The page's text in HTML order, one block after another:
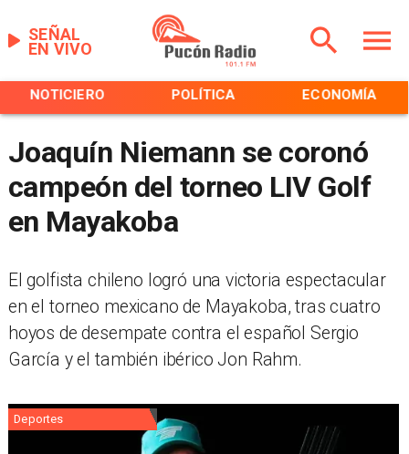
EN VIVO
SEÑAL
NOTICIERO POLÍTICA ECONOMÍA
Joaquín Niemann se coronó
campeón del torneo LIV Golf
en Mayakoba
​El golfista chileno logró una victoria espectacular
en el torneo mexicano de Mayakoba, tras cuatro
hoyos de desempate contra el español Sergio
García y el también ibérico Jon Rahm.
Deportes